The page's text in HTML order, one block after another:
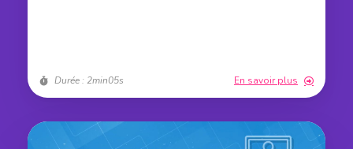
Durée : 2min05s En savoir plus